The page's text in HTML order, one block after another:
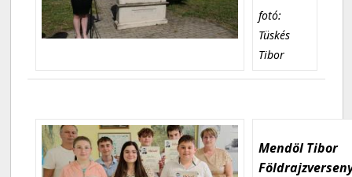
fotó:
Tüskés
Tibor
Mendöl Tibor